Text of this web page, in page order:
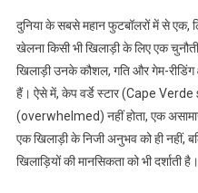
दुनिया के सबसे महान फुटबॉलरों में से
खेलना किसी भी खिलाड़ी के लिए एक
खिलाड़ी उनके कौशल, गति और गेम-
हैं। ऐसे में, केप वर्डे स्टार (Cape Verde
(overwhelmed) नहीं होता, एक
एक खिलाड़ी के निजी अनुभव को ही नहीं,
खिलाड़ियों की मानसिकता को भी दर्शाती है।